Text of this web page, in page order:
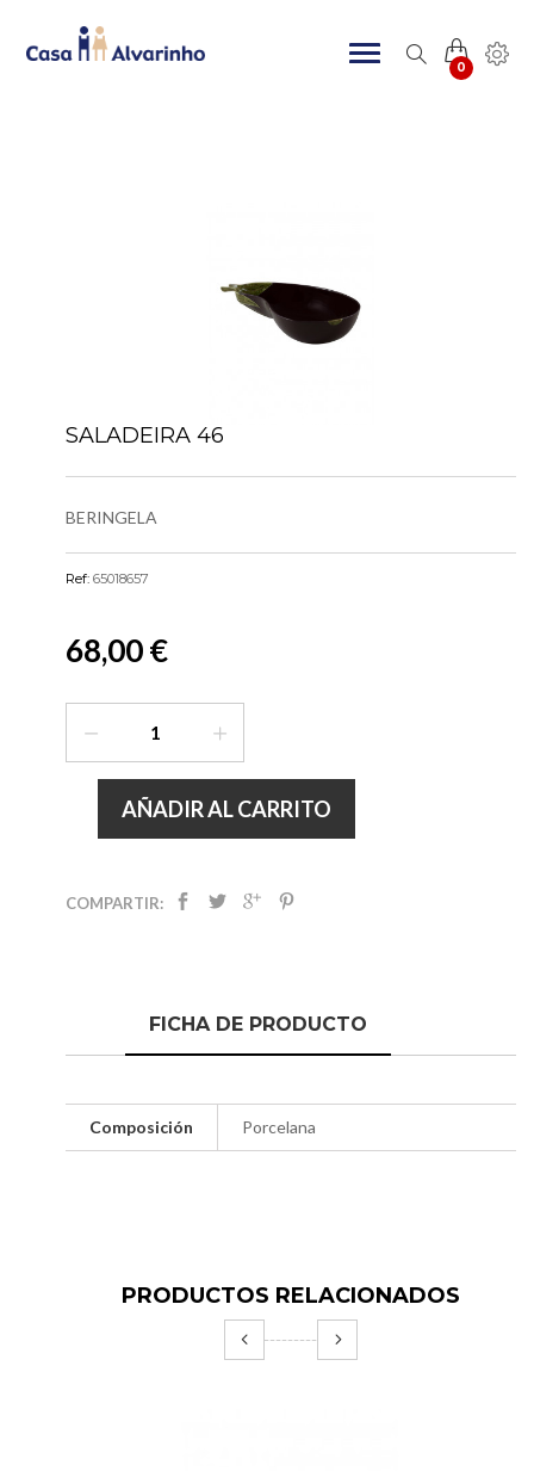
0
SALADEIRA 46
BERINGELA
Ref: 65018657
68,00 €
AÑADIR AL CARRITO
COMPARTIR:
FICHA DE PRODUCTO
Composición Porcelana
PRODUCTOS RELACIONADOS